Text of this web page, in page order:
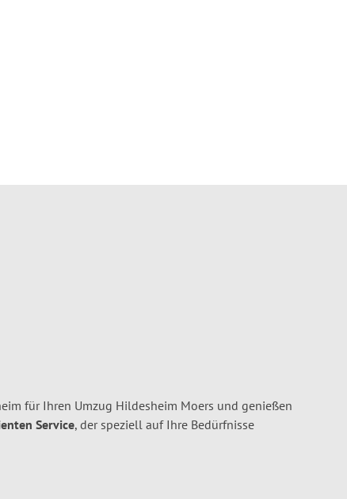
für Ihren Umzug Hildesheim Moers und genießen
Service, der speziell auf Ihre Bedürfnisse